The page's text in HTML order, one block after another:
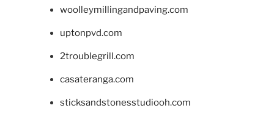
woolleymillingandpaving.com
uptonpvd.com
2troublegrill.com
casateranga.com
sticksandstonesstudiooh.com